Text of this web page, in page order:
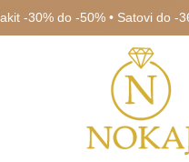
-30% do -50% • Satovi do -